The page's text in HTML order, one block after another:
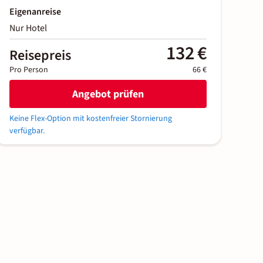
Eigenanreise
Nur Hotel
Reisepreis 132 €
Pro Person 66 €
Angebot prüfen
Keine Flex-Option mit kostenfreier Stornierung
verfügbar.